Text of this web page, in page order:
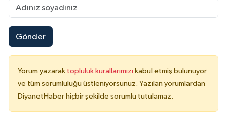
Gönder
Yorum yazarak topluluk kurallarımızı kabul etmiş bulunuyor
ve tüm sorumluluğu üstleniyorsunuz. Yazılan yorumlardan
DiyanetHaber hiçbir şekilde sorumlu tutulamaz.
Rize Müftülüğü
Sakarya Müftülüğü
Samsun Müftülüğü
Siirt Müftülüğü